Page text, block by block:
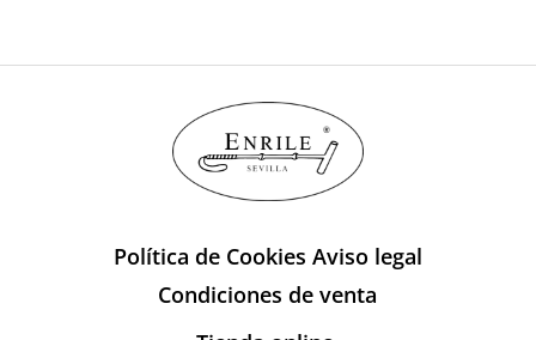
Política de Cookies Aviso legal
Condiciones de venta